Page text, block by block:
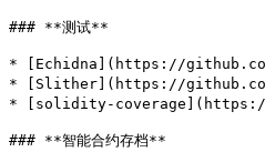
### **测试**
* [Echidna](https://
* [Slither](https://github.com/
* [solidity-coverage](https://
### **智能合约存档**